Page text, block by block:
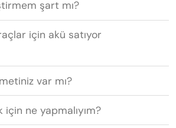
şart mı?
için akü satıyor
var mı?
ne yapmalıyım?